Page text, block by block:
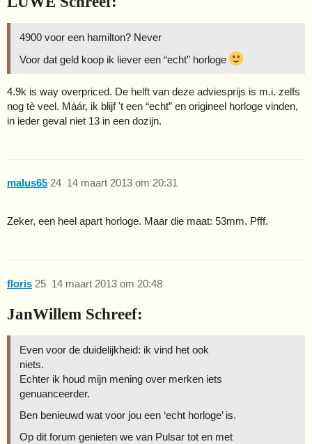
4900 voor een hamilton? Never
Voor dat geld koop ik liever een “echt” horloge
4.9k is way overpriced. De helft van deze adviesprijs is m.i. zelfs
nog tè veel. Máár, ik blijf 't een “echt” en origineel horloge vinden,
in ieder geval niet 13 in een dozijn.
malus65 14 maart 2013 om 20:31
24
Zeker, een heel apart horloge. Maar die maat: 53mm. Pfff.
floris 14 maart 2013 om 20:48
25
JanWillem Schreef:
Even voor de duidelijkheid: ik vind het ook
niets.
Echter ik houd mijn mening over merken iets
genuanceerder.
Ben benieuwd wat voor jou een ‘echt horloge’ is.
Op dit forum genieten we van Pulsar tot en met